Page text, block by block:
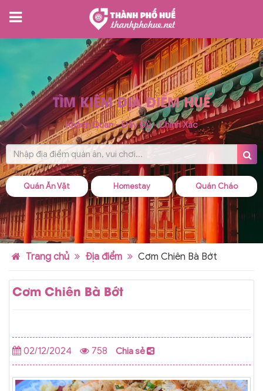
TÌM KIẾM ĐỊA ĐIỂM HUẾ
Khách Quan - Đầy Đủ - Chính Xác
Quán Ăn Vặt Homestay Quán Cháo
Trang chủ Địa điểm Cơm Chiên Bà Bớt
Cơm Chiên Bà Bớt
02/12/2024 758 Chia sẻ